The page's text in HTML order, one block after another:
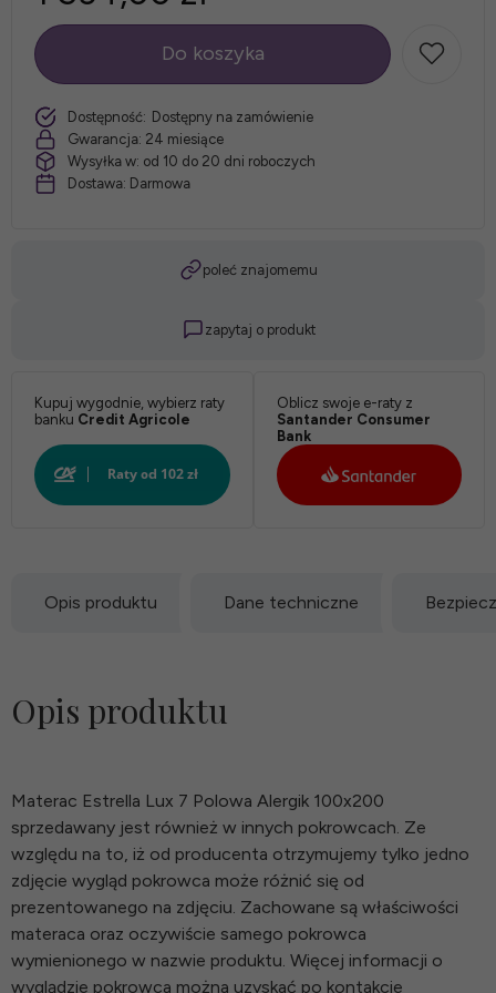
szt.
Do koszyka
Dostępność: Dostępny na zamówienie
Gwarancja: 24 miesiące
Wysyłka w: od 10 do 20 dni roboczych
Dostawa: Darmowa
poleć znajomemu
zapytaj o produkt
Kupuj wygodnie, wybierz raty
banku Credit Agricole
Oblicz swoje e-raty z
Santander Consumer
Bank
Opis produktu Dane techniczne
Opis produktu
Materac Estrella Lux 7 Polowa Alergik 100x200
sprzedawany jest również w innych pokrowcach. Ze
względu na to, iż od producenta otrzymujemy tylko jedno
zdjęcie wygląd pokrowca może różnić się od
prezentowanego na zdjęciu. Zachowane są właściwości
materaca oraz oczywiście samego pokrowca
wymienionego w nazwie produktu. Więcej informacji o
wyglądzie pokrowca można uzyskać po kontakcie